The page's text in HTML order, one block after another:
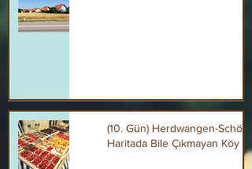
(10. Gün) Herdwangen-
Haritada Bile Çıkmayan Köy